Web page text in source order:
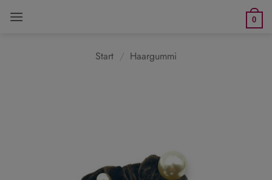
Inhalt
0
Start / Haargummi